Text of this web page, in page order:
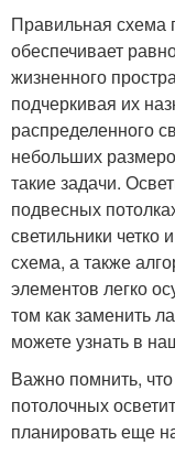
Правильная схема
обеспечивает
жизненного
подчеркивая их
распределенного
небольших
такие задачи.
подвесных
светильники четко
схема, а также
элементов легко
том как заменить
можете узнать в
Важно помнить,
потолочных
планировать еще